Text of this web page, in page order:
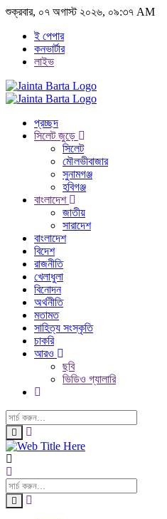
শুক্রবার, ০৭ অগাস্ট ২০২৬, ০৯:৩৭ AM
ই পেপার
কনভার্টার
লাইভ
প্রচ্ছদ
সিলেট জুড়ে
সিলেট
মৌলভীবাজার
সুনামগঞ্জ
হবিগঞ্জ
বাংলাদেশ
জাতীয়
সারাদেশ
বাংলাদেশ
বিদেশ
রাজনীতি
খেলাধুলা
বিনোদন
অর্থনীতি
মতামত
সাহিত্য সংস্কৃতি
চাকরি
আরও
ছবি
ভিডিও গ্যালারি